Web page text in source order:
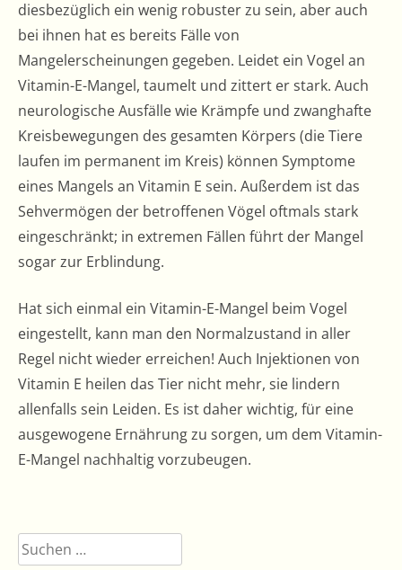
diesbezüglich ein wenig robuster zu sein, aber auch
bei ihnen hat es bereits Fälle von
Mangelerscheinungen gegeben. Leidet ein Vogel an
Vitamin-E-Mangel, taumelt und zittert er stark. Auch
neurologische Ausfälle wie Krämpfe und zwanghafte
Kreisbewegungen des gesamten Körpers (die Tiere
laufen im permanent im Kreis) können Symptome
eines Mangels an Vitamin E sein. Außerdem ist das
Sehvermögen der betroffenen Vögel oftmals stark
eingeschränkt; in extremen Fällen führt der Mangel
sogar zur Erblindung.
Hat sich einmal ein Vitamin-E-Mangel beim Vogel
eingestellt, kann man den Normalzustand in aller
Regel nicht wieder erreichen! Auch Injektionen von
Vitamin E heilen das Tier nicht mehr, sie lindern
allenfalls sein Leiden. Es ist daher wichtig, für eine
ausgewogene Ernährung zu sorgen, um dem Vitamin-
E-Mangel nachhaltig vorzubeugen.
Suchen